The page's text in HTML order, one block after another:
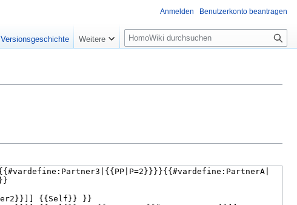
Anmelden Benutzerkonto beantragen
Versionsgeschichte Weitere
Suche